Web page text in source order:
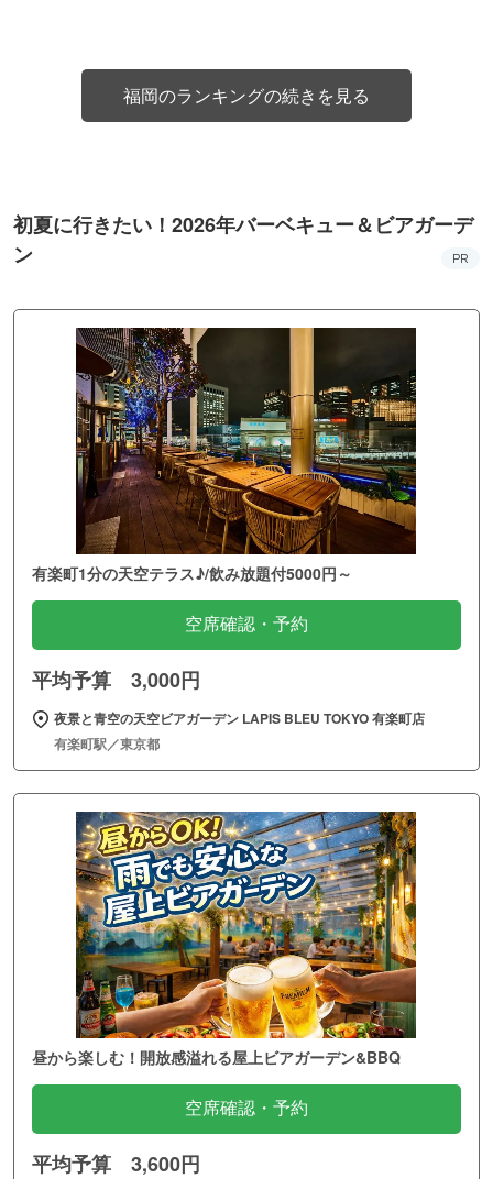
福岡のランキングの続きを見る
初夏に行きたい！2026年バーベキュー＆ビアガーデ
ン
PR
有楽町1分の天空テラス♪/飲み放題付5000円～
空席確認・予約
平均予算 3,000円
夜景と青空の天空ビアガーデン LAPIS BLEU TOKYO 有楽町店
有楽町駅／東京都
昼から楽しむ！開放感溢れる屋上ビアガーデン&BBQ
空席確認・予約
平均予算 3,600円